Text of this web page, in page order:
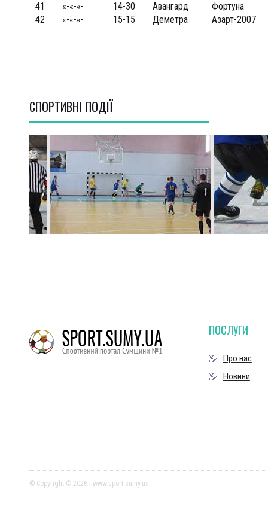
41 «-«-«- 14-30 Авангард
Фортуна
42
«-«-«- 15-15 Деметра Азарт-2007
СПОРТИВНI ПОДІЇ
ПОСЛУГИ
Про нас
Новини
© Copyright © 2026 | www.sport.sumy.ua